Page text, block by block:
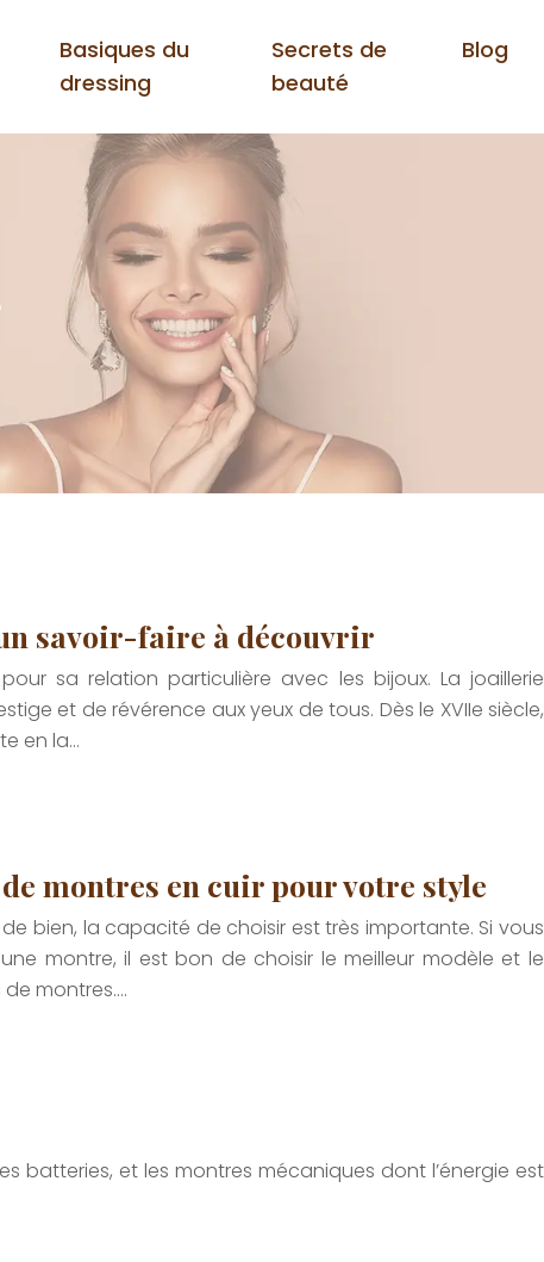
Basiques du
dressing
Secrets de
beauté
Blog
savoir-faire à découvrir
sa relation particulière avec les bijoux. La joaillerie
et de révérence aux yeux de tous. Dès le XVIIe siècle,
en la…
montres en cuir pour votre style
bien, la capacité de choisir est très importante. Si vous
montre, il est bon de choisir le meilleur modèle et le
de montres….
batteries, et les montres mécaniques dont l’énergie est